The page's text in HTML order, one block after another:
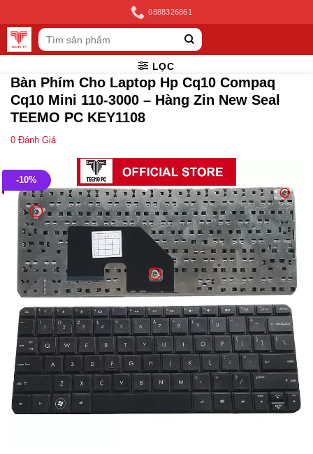
to
content
0888326861
Tìm
kiếm:
LỌC
Bàn Phím Cho Laptop Hp Cq10 Compaq
Cq10 Mini 110-3000 – Hàng Zin New Seal
TEEMO PC KEY1108
0 Đánh Giá
-10%